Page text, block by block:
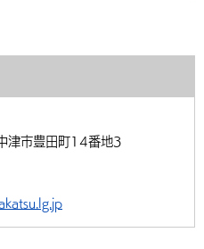
市豊田町14番地3